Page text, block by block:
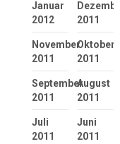
Januar
2012
2011
November
2011
Oktober
2011
September
2011
August
2011
Juli
2011
Juni
2011